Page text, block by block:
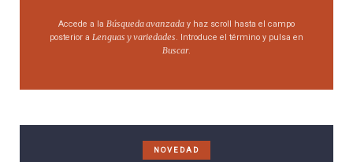
Accede a la Búsqueda avanzada y haz scroll hasta el campo
posterior a Lenguas y variedades. Introduce el término y pulsa en
Buscar.
NOVEDAD